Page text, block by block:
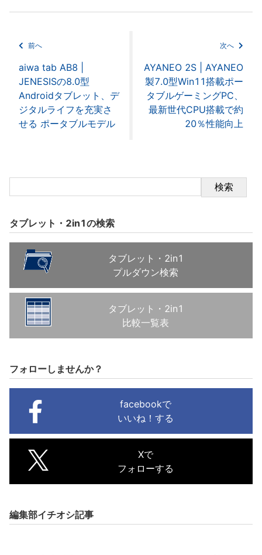
前へ
aiwa tab AB8 |
JENESISの8.0型
Androidタブレット、デ
ジタルライフを充実さ
せる ポータブルモデル
次へ
AYANEO 2S | AYANEO
製7.0型Win11搭載ポー
タブルゲーミングPC、
最新世代CPU搭載で約
20％性能向上
検索
タブレット・2in1の検索
タブレット・2in1
プルダウン検索
タブレット・2in1
比較一覧表
フォローしませんか？
facebookで
いいね！する
Xで
フォローする
編集部イチオシ記事